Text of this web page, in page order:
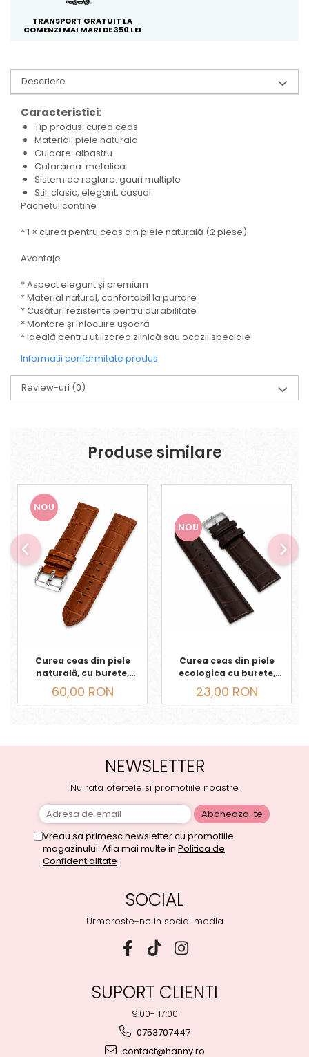
TRANSPORT GRATUIT LA
COMENZI MAI MARI DE 350 LEI
Descriere
Caracteristici:
Tip produs: curea ceas
Material: piele naturala
Culoare: albastru
Catarama: metalica
Sistem de reglare: gauri multiple
Stil: clasic, elegant, casual
Pachetul conține
* 1 × curea pentru ceas din piele naturală (2 piese)
Avantaje
* Aspect elegant și premium
* Material natural, confortabil la purtare
* Cusături rezistente pentru durabilitate
* Montare și înlocuire ușoară
* Ideală pentru utilizarea zilnică sau ocazii speciale
Informatii conformitate produs
Review-uri (0)
Produse similare
NOU
Curea ceas din piele
naturală, cu burete,
model crocodil,
cataramă din oțel
60,00 RON
NOU
Curea ceas din piele
ecologica cu burete,
model crocodil,
cataramă din oțel
23,00 RON
NEWSLETTER
Nu rata ofertele si promotiile noastre
Vreau sa primesc newsletter cu promotiile
magazinului. Afla mai multe in Politica de
Confidentialitate
SOCIAL
Urmareste-ne in social media
SUPORT CLIENTI
9:00- 17:00
0753707447
contact@hanny.ro